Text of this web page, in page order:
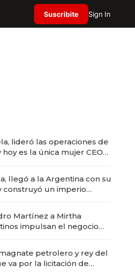
Suscribite Sign In
lideró las operaciones de
hoy es la única mujer CEO
llegó a la Argentina con su
un imperio
Martínez a Mirtha
impulsan el negocio
petrolero y rey del
va por la licitación de